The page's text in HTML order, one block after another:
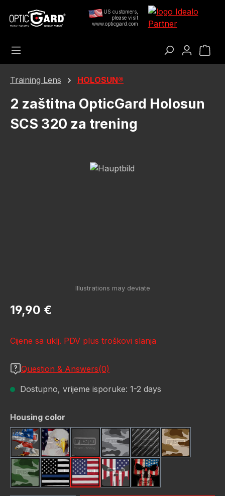
Preskoči na glavni sadržaj US customers,
please visit
www.opticgard.com
Training Lens HOLOSUN®
2 zaštitna OpticGard Holosun
SCS 320 za trening
Preskoči galeriju slika
Redovna cijena:
19,90 €
Cijene sa uklj. PDV plus troškovi slanja
Question & Answers(0)
Dostupno, vrijeme isporuke: 1-2 days
Odaberi
Housing color
American EagleBald Eagle American Flag
Black Camo GreyCarbon Fiber Black
Desert
Green Hunting Camouflag
Thin Blue Line Flag
USA Flag New
Us Flag SkullUs Flag Skull #2